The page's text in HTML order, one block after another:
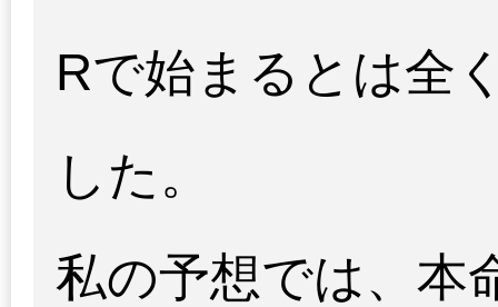
Rで始まるとは全
した。
私の予想では、本